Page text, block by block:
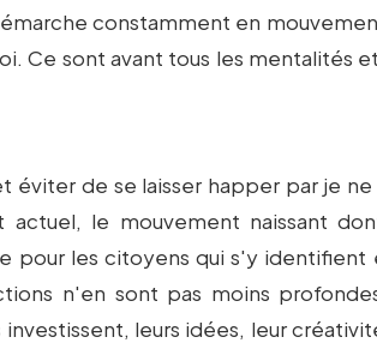
constamment en
Ce sont avant tous les mentalités
éviter de se laisser happer par je ne
le mouvement naissant
pour les citoyens qui s'y identifient
n'en sont pas moins
leurs idées, leur